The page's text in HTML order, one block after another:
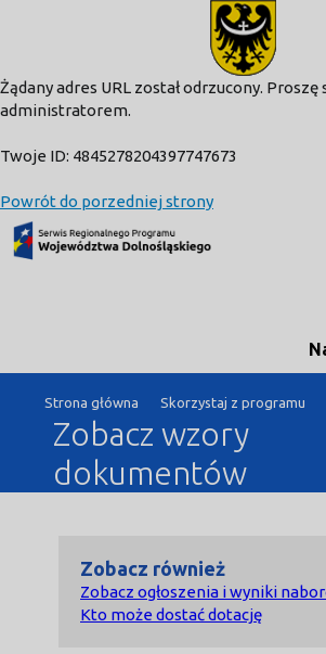
Żądany adres URL został odrzucony.
administratorem.
Twoje ID: 4845278204397747673
Powrót do porzedniej strony
Strona główna Skorzystaj z programu
Zobacz wzory
dokumentów
Zobacz również
Zobacz ogłoszenia i wyniki
Kto może dostać dotację
modal-check